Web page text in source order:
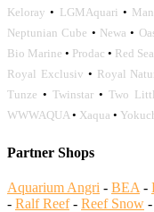
Keloray • LGMAquari •
Neptunian Cube • Newa •
Bio Marine • Prodac • Red Sea
Royal Exclusiv • Royal
Tunze • Twinstar • Two
WWWAQUA• Xaqua •
Partner Shops
Aquarium Angri - BEA -
- Ralf Reef- Reef Snow -